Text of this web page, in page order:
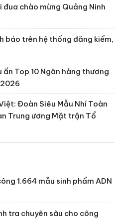
chào mừng Quảng Ninh
báo trên hệ thống đăng kiểm,
Top 10 Ngân hàng thương
Đoàn Siêu Mẫu Nhí Toàn
Trung ương Mặt trận Tổ
1.664 mẫu sinh phẩm ADN
tra chuyên sâu cho công